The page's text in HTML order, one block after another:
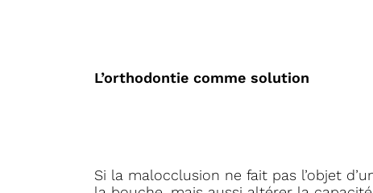
L’orthodontie comme solution
Si la malocclusion ne fait pas l’objet